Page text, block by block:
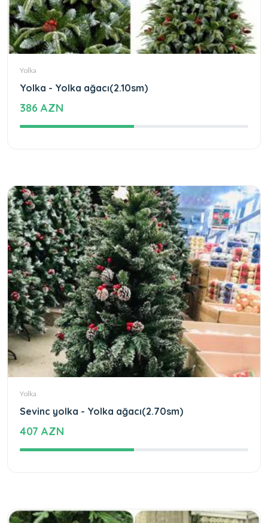
Yolka
Yolka - Yolka ağacı(2.10sm)
386 AZN
Yolka
Sevinc yolka - Yolka ağacı(2.70sm)
407 AZN